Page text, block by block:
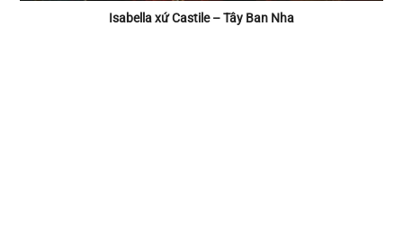
Isabella xứ Castile – Tây Ban Nha